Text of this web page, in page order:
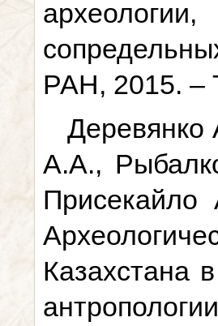
РАН, 2015. –
А.А.,
Казахстана